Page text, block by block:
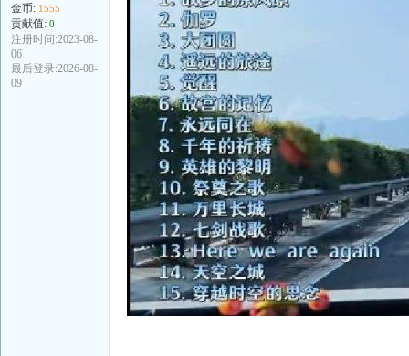
金币: 1555
贡献值: 0
注册时间:2023-08-
06
最后登录:2026-08-
09